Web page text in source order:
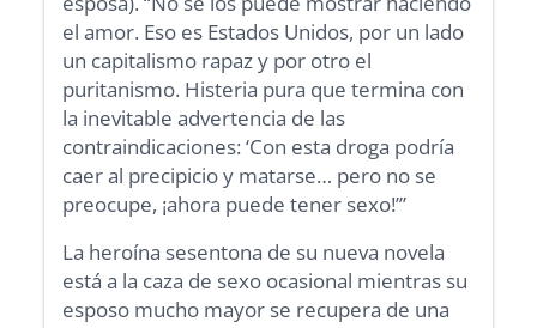
el amor. Eso es Estados Unidos, por un lado
un capitalismo rapaz y por otro el
puritanismo. Histeria pura que termina con
la inevitable advertencia de las
contraindicaciones: ‘Con esta droga podría
caer al precipicio y matarse… pero no se
preocupe, ¡ahora puede tener sexo!’”
La heroína sesentona de su nueva novela
está a la caza de sexo ocasional mientras su
esposo mucho mayor se recupera de una